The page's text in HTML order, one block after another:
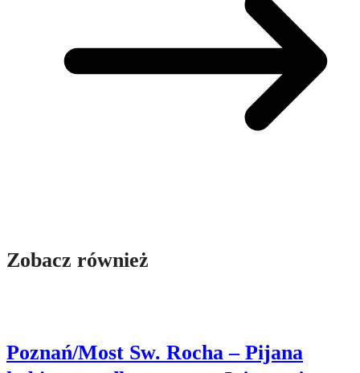
Zobacz również
Poznań/Most Sw. Rocha – Pijana